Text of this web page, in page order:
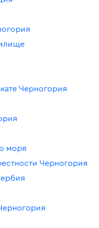
Черногория
моря
Черногория